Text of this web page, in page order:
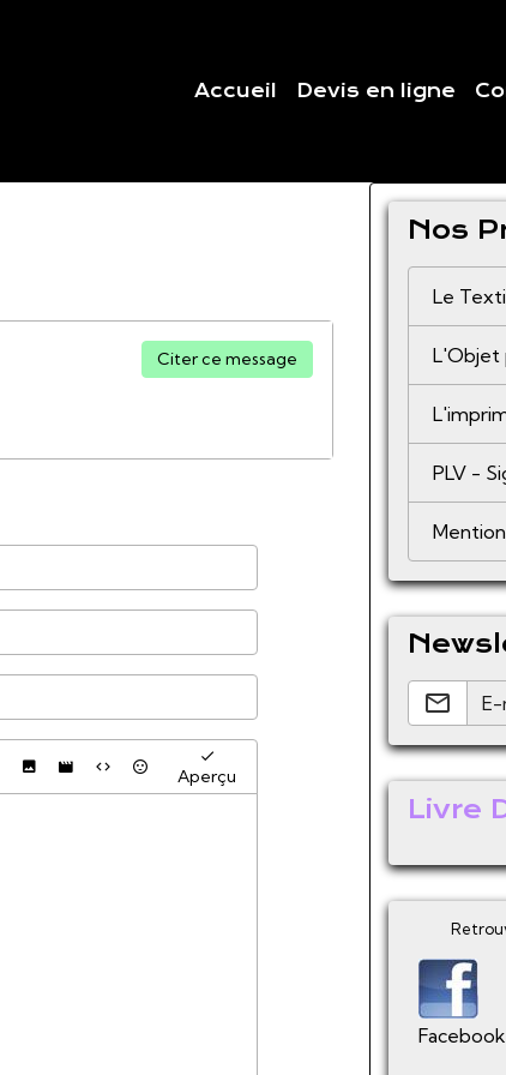
Accueil Devis en ligne
Citer ce message
Aperçu
Nos
Le
L'Objet
PLV -
Livre
Facebook